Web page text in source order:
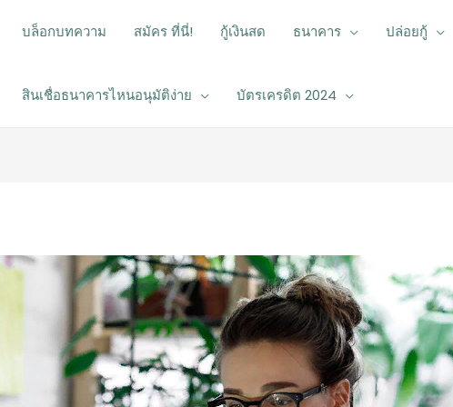
บล็อกบทความ สมัคร ที่นี่! กู้เงินสด ธนาคาร ปล่อยกู้
สินเชื่อธนาคารไหนอนุมัติง่าย บัตรเครดิต 2024